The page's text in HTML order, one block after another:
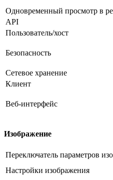
Одновременный просмотр в
API
Пользователь/хост
Безопасность
Сетевое хранение
Клиент
Веб-интерфейс
Изображение
Переключатель параметров
Настройки изображения